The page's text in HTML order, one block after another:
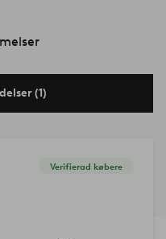
(1)
Verifierad købere